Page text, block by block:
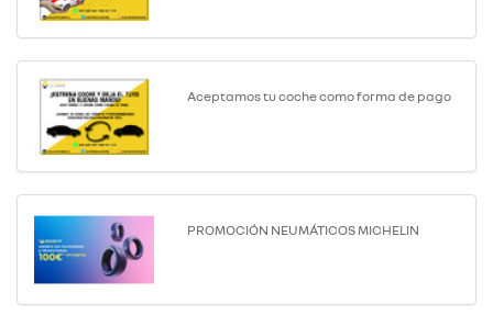
Aceptamos tu coche como forma de pago
PROMOCIÓN NEUMÁTICOS MICHELIN